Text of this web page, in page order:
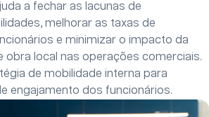
a fechar as lacunas de
melhorar as taxas de
e minimizar o impacto da
obra local nas operações comerciais.
de mobilidade interna para
engajamento dos funcionários.